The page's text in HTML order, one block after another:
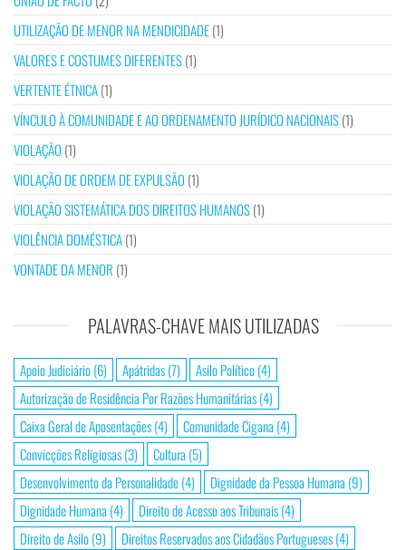
UTILIZAÇÃO DE MENOR NA MENDICIDADE(1)
VALORES E COSTUMES DIFERENTES(1)
VERTENTE ÉTNICA(1)
VÍNCULO À COMUNIDADE E AO ORDENAMENTO JURÍDICO NACIONAIS(1)
VIOLAÇÃO (1)
VIOLAÇÃO DE ORDEM DE EXPULSÃO (1)
VIOLAÇÃO SISTEMÁTICA DOS DIREITOS HUMANOS(1)
VIOLÊNCIA DOMÉSTICA(1)
VONTADE DA MENOR (1)
PALAVRAS-CHAVE MAIS UTILIZADAS
Apoio Judiciário(6) Apátridas(7) Asilo Político(4)
Autorização de Residência Por Razões Humanitárias(4)
Caixa Geral de Aposentações(4) Comunidade Cigana (4)
Convicções Religiosas(3) Cultura (5)
Desenvolvimento da Personalidade(4) Dignidade da Pessoa Humana (9)
Dignidade Humana (4) Direito de Acesso aos Tribunais(4)
Direito de Asilo(9) Direitos Reservados aos Cidadãos Portugueses(4)